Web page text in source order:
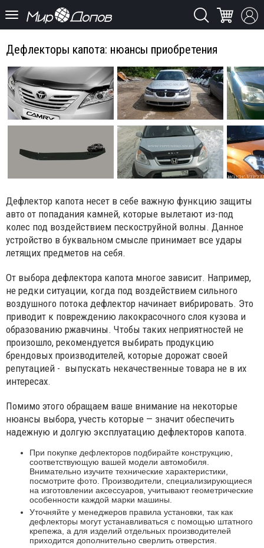
Дефлекторы капота: нюансы приобретения
Дефлектор капота несет в себе важную функцию защиты
авто от попадания камней, которые вылетают из-под
колес под воздействием пескоструйной волны. Данное
устройство в буквальном смысле принимает все удары
летящих предметов на себя.
От выбора дефлектора капота многое зависит. Например,
не редки ситуации, когда под воздействием сильного
воздушного потока дефлектор начинает вибрировать. Это
приводит к повреждению лакокрасочного слоя кузова и
образованию ржавчины. Чтобы таких неприятностей не
произошло, рекомендуется выбирать продукцию
брендовых производителей, которые дорожат своей
репутацией - выпускать некачественные товара не в их
интересах.
Помимо этого обращаем ваше внимание на некоторые
нюансы выбора, учесть которые — значит обеспечить
надежную и долгую эксплуатацию дефлекторов капота.
При покупке дефлекторов подбирайте конструкцию,
соответствующую вашей модели автомобиля.
Внимательно изучите технические характеристики,
посмотрите фото. Производители, специализирующиеся
на изготовлении аксессуаров, учитывают геометрические
особенности каждой марки машины.
Уточняйте у менеджеров правила установки, так как
дефлекторы могут устанавливаться с помощью штатного
крепежа, а для изделий отдельных производителей
приходится дополнительно сверлить отверстия.